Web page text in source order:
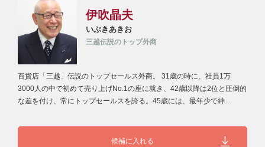
伊吹晶夫
いぶきあきお
三越伝説のトップ外商
百貨店「三越」伝説のトップセールス外商。 31歳の時に、社員1万
3000人の中で初めて売り上げNo.1の座に就き、42歳以降は2位と圧倒的
な差を付け、常にトップセールスを誇る。45歳には、最年少で紳…
候補に入れる